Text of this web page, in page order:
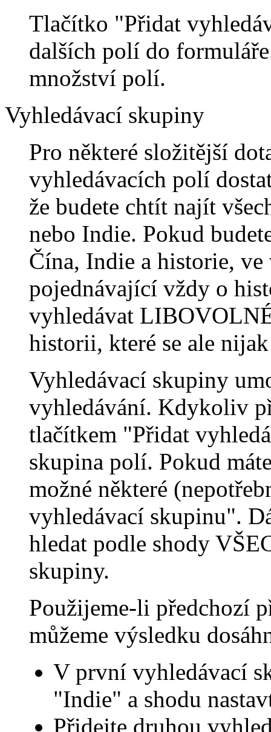
Tlačítko "Přidat
dalších polí do
množství polí.
Vyhledávací skupiny
Pro některé složitější
vyhledávacích polí
že budete chtít najít
nebo Indie. Pokud
Čína, Indie a historie,
pojednávající vždy o
vyhledávat
historii, které se ale
Vyhledávací skupiny
vyhledávání. Kdykoliv
tlačítkem "Přidat
skupina polí. Pokud
možné některé
vyhledávací skupinu".
hledat podle shody
skupiny.
Použijeme-li předchozí
můžeme výsledku
V první vyhledávací
"Indie" a shodu
Přidejte druhou